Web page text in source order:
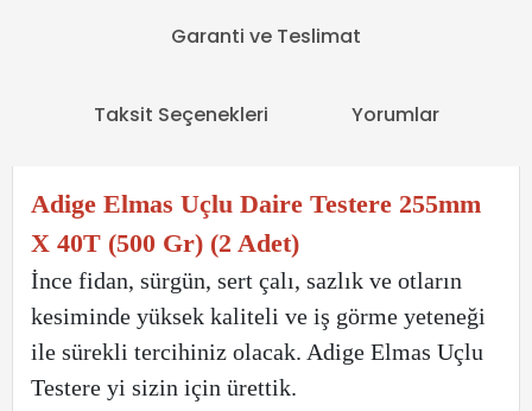
Garanti ve Teslimat
Taksit Seçenekleri Yorumlar
Adige Elmas Uçlu Daire Testere 255mm
X 40T (500 Gr) (2 Adet)
İnce fidan, sürgün, sert çalı, sazlık ve otların
kesiminde yüksek kaliteli ve iş görme yeteneği
ile sürekli tercihiniz olacak. Adige Elmas Uçlu
Testere yi sizin için ürettik.